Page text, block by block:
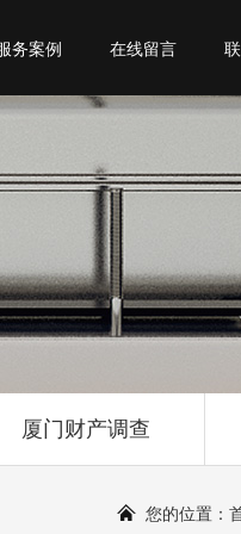
务案例 在线留言
厦门财产调查
您的位置：